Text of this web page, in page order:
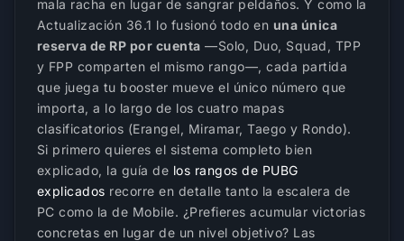
mala racha en lugar de sangrar peldaños. Y como la
Actualización 36.1 lo fusionó todo en una única
reserva de RP por cuenta —Solo, Duo, Squad, TPP
y FPP comparten el mismo rango—, cada partida
que juega tu booster mueve el único número que
importa, a lo largo de los cuatro mapas
clasificatorios (Erangel, Miramar, Taego y Rondo).
Si primero quieres el sistema completo bien
explicado, la guía de los rangos de PUBG
explicados recorre en detalle tanto la escalera de
PC como la de Mobile. ¿Prefieres acumular victorias
concretas en lugar de un nivel objetivo? Las